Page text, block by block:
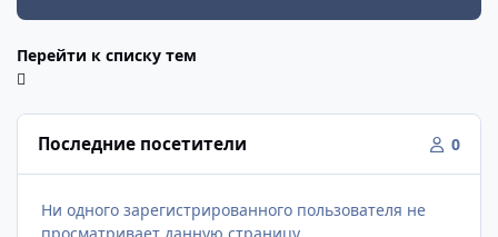
Перейти к списку тем
Последние посетители 0
Ни одного зарегистрированного пользователя не